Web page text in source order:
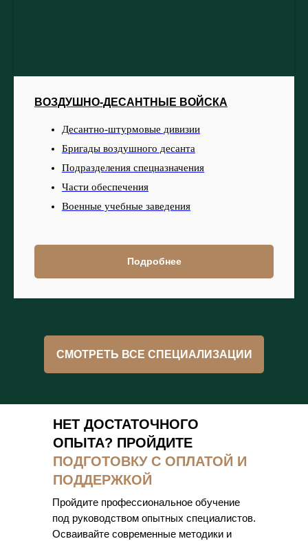
ВОЗДУШНО-ДЕСАНТНЫЕ ВОЙСКА
Десантно-штурмовые дивизии
Бригады воздушного десанта
Подразделения спецназначения
Части обеспечения
Военные учебные заведения
Подробнее
СМОТРЕТЬ ВСЕ СПЕЦИАЛИЗАЦИИ
НЕТ ДОСТАТОЧНОГО
ОПЫТА? ПРОЙДИТЕ
ПОДГОТОВКУ С ОПЛАТОЙ И
ПОДДЕРЖКОЙ
Пройдите профессиональное обучение
под руководством опытных специалистов.
Осваивайте современные методики и